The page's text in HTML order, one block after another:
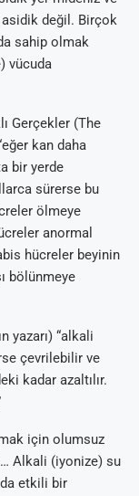
asidik değil. Birçok
sahip olmak
vücuda
Gerçekler (The
kan daha
bir yerde
sürerse bu
ölmeye
anormal
hücreler beyinin
bölünmeye
yazarı) “alkali
çevrilebilir ve
kadar azaltılır.
için olumsuz
Alkali (iyonize) su
etkili bir